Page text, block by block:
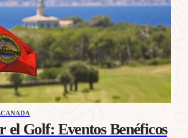
el Golf: Eventos Benéficos